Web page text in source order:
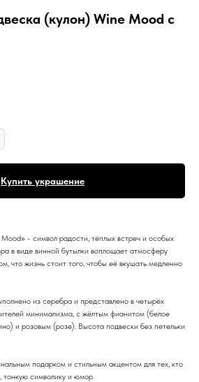
(кулон) Wine Mood с
Купить украшение
- символ радости, тёплых встреч и особых
в виде винной бутылки воплощает атмосферу
что жизнь стоит того, чтобы её вкушать медленно
из серебра и представлено в четырёх
минимализма, с жёлтым фианитом (белое
и розовым (розе). Высота подвески без петельки
подарком и стильным акцентом для тех, кто
тонкую символику и юмор.